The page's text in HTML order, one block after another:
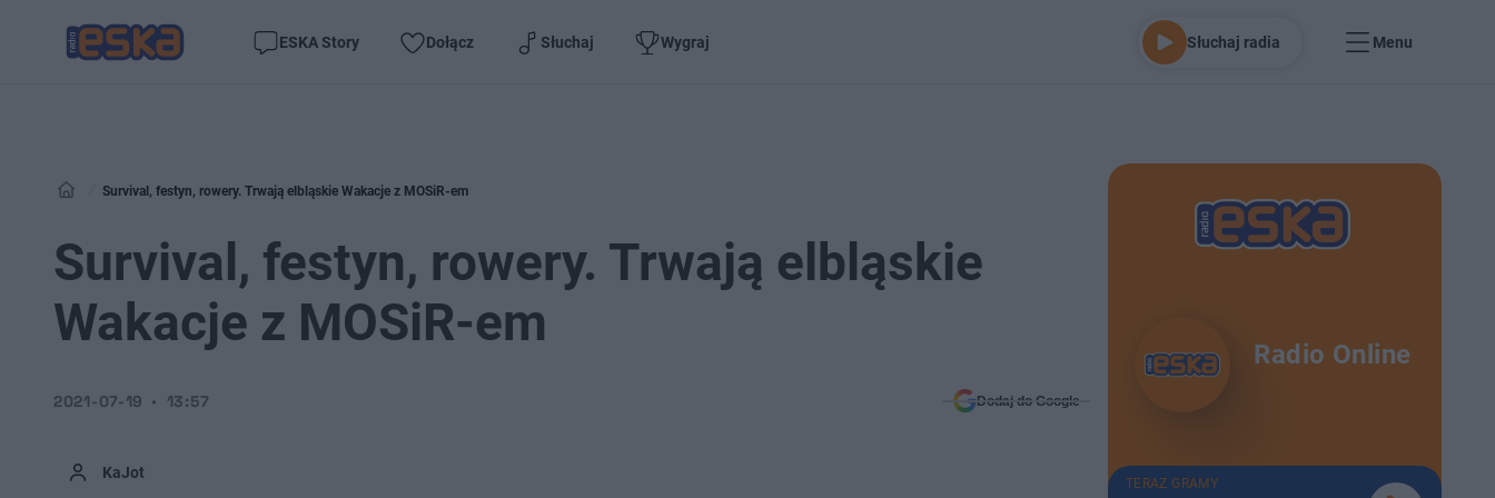
ESKA Story Dołącz Słuchaj Wygraj Słuchaj radia Menu
Survival, festyn, rowery. Trwają elbląskie Wakacje z MOSiR-em
Survival, festyn, rowery. Trwają elbląskie
Wakacje z MOSiR-em
KaJot
2021-07-19 13:57 Dodaj do Google
Radio Online
TERAZ GRAMY